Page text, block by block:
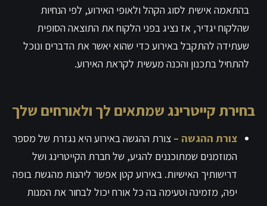
בהתאמה אישית לסוג הקהל ולאופי האירוע, לפי הנחיות
שהלקוח יגדיר, אז נציג בפני הלקוח את התוצאה הסופית
שעתידה להתקבל באירוע כדי שהוא יאשר את הדברים ונוכל
להתחיל בתכנון והכנה מעשית לקראת האירוע.
בחירת קייטרינג שמתאים לך ולאורחים שלך
צורת ההגשה – צורת ההגשה באירוע היא נגזרת של מספר
המוזמנים שמתוכננים להגיע, של חברת הקייטרינג ושל
דרישותיך האישיות. באירוע קטן אפשר ליהנות מהגשת בופה
יפה, מזמינה וטעימה בה כל אורח יכול לבחור את המנות